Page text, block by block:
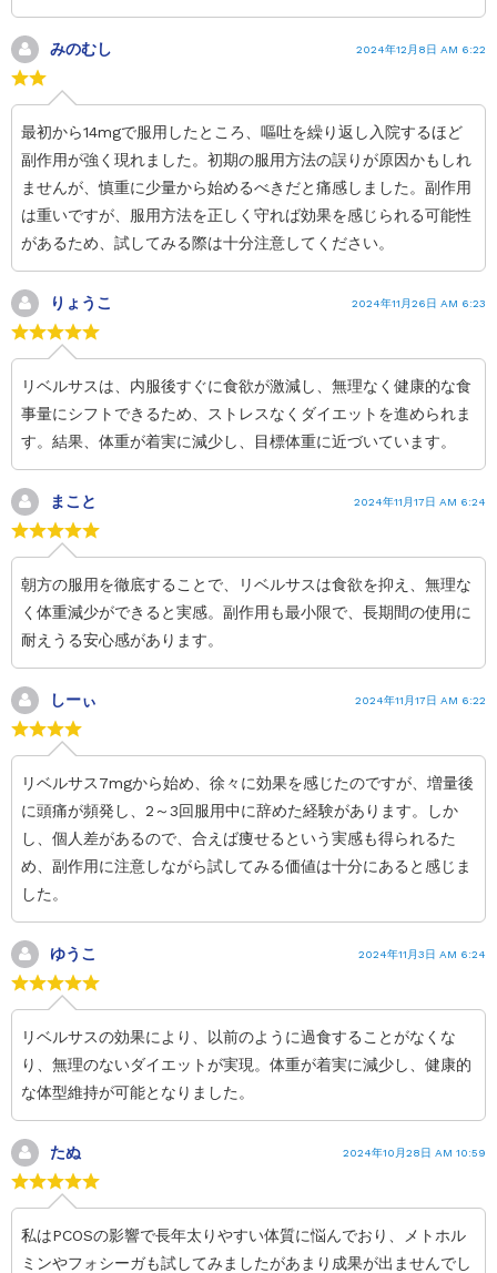
みのむし 2024年12月8日 AM 6:22
最初から14mgで服用したところ、嘔吐を繰り返し入院するほど
副作用が強く現れました。初期の服用方法の誤りが原因かもしれ
ませんが、慎重に少量から始めるべきだと痛感しました。副作用
は重いですが、服用方法を正しく守れば効果を感じられる可能性
があるため、試してみる際は十分注意してください。
りょうこ 2024年11月26日 AM 6:23
リベルサスは、内服後すぐに食欲が激減し、無理なく健康的な食
事量にシフトできるため、ストレスなくダイエットを進められま
す。結果、体重が着実に減少し、目標体重に近づいています。
まこと 2024年11月17日 AM 6:24
朝方の服用を徹底することで、リベルサスは食欲を抑え、無理な
く体重減少ができると実感。副作用も最小限で、長期間の使用に
耐えうる安心感があります。
しーぃ 2024年11月17日 AM 6:22
リベルサス7mgから始め、徐々に効果を感じたのですが、増量後
に頭痛が頻発し、2～3回服用中に辞めた経験があります。しか
し、個人差があるので、合えば痩せるという実感も得られるた
め、副作用に注意しながら試してみる価値は十分にあると感じま
した。
ゆうこ 2024年11月3日 AM 6:24
リベルサスの効果により、以前のように過食することがなくな
り、無理のないダイエットが実現。体重が着実に減少し、健康的
な体型維持が可能となりました。
たぬ 2024年10月28日 AM 10:59
私はPCOSの影響で長年太りやすい体質に悩んでおり、メトホル
ミンやフォシーガも試してみましたがあまり成果が出ませんでし